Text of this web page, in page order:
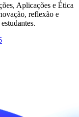
Aplicações e Ética
reflexão e